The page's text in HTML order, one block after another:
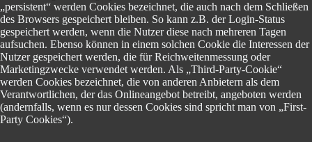
„persistent“ werden Cookies bezeichnet, die auch nach dem Schließen
des Browsers gespeichert bleiben. So kann z.B. der Login-Status
gespeichert werden, wenn die Nutzer diese nach mehreren Tagen
aufsuchen. Ebenso können in einem solchen Cookie die Interessen der
Nutzer gespeichert werden, die für Reichweitenmessung oder
Marketingzwecke verwendet werden. Als „Third-Party-Cookie“
werden Cookies bezeichnet, die von anderen Anbietern als dem
Verantwortlichen, der das Onlineangebot betreibt, angeboten werden
(andernfalls, wenn es nur dessen Cookies sind spricht man von „First-
Party Cookies“).